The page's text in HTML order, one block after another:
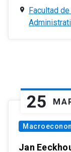
Facultad
25
Jan